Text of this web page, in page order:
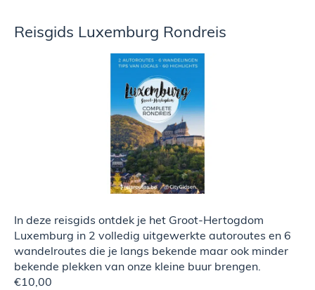
Reisgids Luxemburg Rondreis
In deze reisgids ontdek je het Groot-Hertogdom
Luxemburg in 2 volledig uitgewerkte autoroutes en 6
wandelroutes die je langs bekende maar ook minder
bekende plekken van onze kleine buur brengen.
€10,00